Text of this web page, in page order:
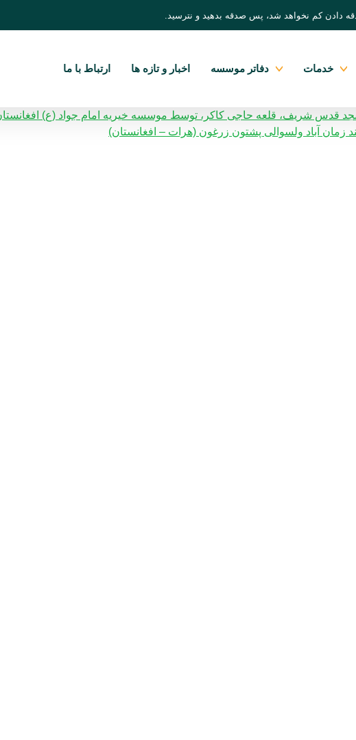
دادن کم نخواهد شد، پس صدقه بدهید و نترسید.
خدمات دفاتر موسسه اخبار و تازه ها ارتباط با ما
قدس شریف، قلعه حاجی کاکر، توسط موسسه خیریه امام جواد (ع)
زمان آباد ولسوالی پشتون زرغون (هرات – افغانستان)